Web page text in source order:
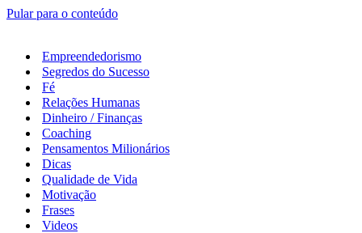
Pular para o conteúdo
Empreendedorismo
Segredos do Sucesso
Fé
Relações Humanas
Dinheiro / Finanças
Coaching
Pensamentos Milionários
Dicas
Qualidade de Vida
Motivação
Frases
Videos